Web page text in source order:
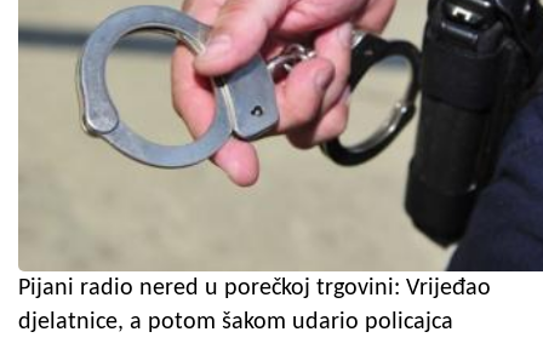
Pijani radio nered u porečkoj trgovini: Vrijeđao
djelatnice, a potom šakom udario policajca